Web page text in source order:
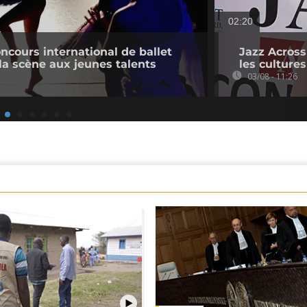
international de ballet
scène aux jeunes talents
02:20
Jazz
les cultures
03/08 - 11:26